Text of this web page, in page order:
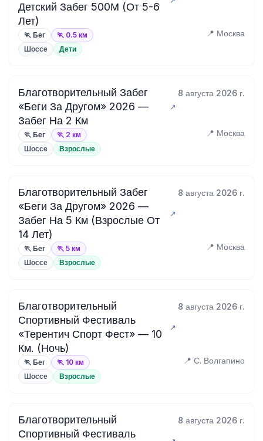
Детский Забег 500М (От 5-6
Лет)
🏃 Бег 🏃 0.5 км 📍 Москва
Шоссе Дети
Благотворительный Забег
«Беги За Другом» 2026 —
Забег На 2 Км
8 августа 2026 г.
🏃 Бег 🏃 2 км 📍 Москва
Шоссе Взрослые
Благотворительный Забег
«Беги За Другом» 2026 —
Забег На 5 Км (Взрослые От
14 Лет)
8 августа 2026 г.
🏃 Бег 🏃 5 км 📍 Москва
Шоссе Взрослые
Благотворительный
Спортивный Фестиваль
«Терентич Спорт Фест» — 10
Км. (Ночь)
8 августа 2026 г.
🏃 Бег 🏃 10 км 📍 С. Волгапино
Шоссе Взрослые
Благотворительный
Спортивный Фестиваль
8 августа 2026 г.